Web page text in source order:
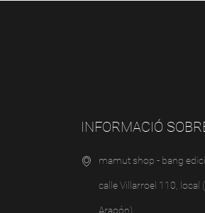
INFORMACIÓ
mamut shop - bang
calle Villarroel 110, local
Aragón)